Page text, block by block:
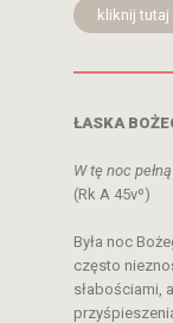
kliknij tutaj
ŁASKA
W tę noc
(Rk A 45vº)
Była noc
często
słabościami,